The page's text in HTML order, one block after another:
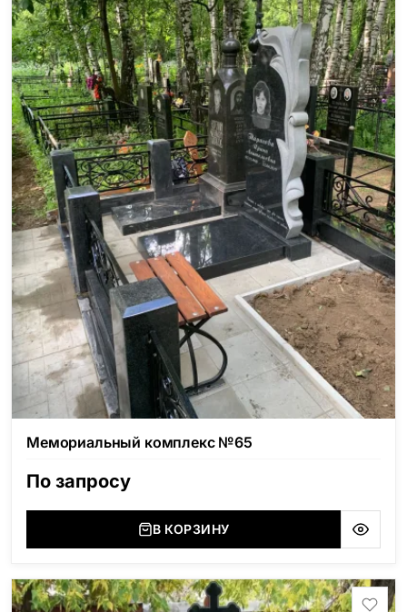
Мемориальный комплекс №65
По запросу
В КОРЗИНУ